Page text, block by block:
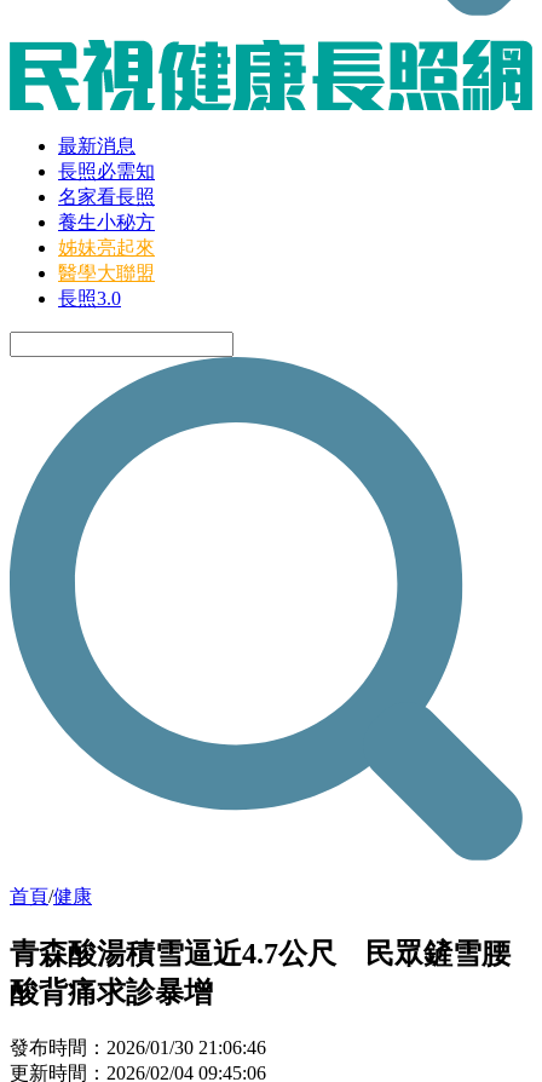
最新消息
長照必需知
名家看長照
養生小秘方
姊妹亮起來
醫學大聯盟
長照3.0
首頁/健康
青森酸湯積雪逼近4.7公尺 民眾鏟雪腰
酸背痛求診暴增
發布時間：2026/01/30 21:06:46
更新時間：2026/02/04 09:45:06